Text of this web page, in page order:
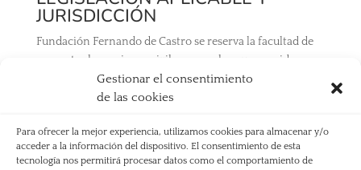
Gestionar el consentimiento
de las cookies
Para ofrecer la mejor experiencia, utilizamos cookies para almacenar y/o
acceder a la información del dispositivo. El consentimiento de esta
tecnología nos permitirá procesar datos como el comportamiento de
JURISDICCIÓN
Fundación Fernando de Castro se reserva la facultad de
presentar las acciones civiles o penales que considere
necesarias por la utilización indebida del Sitio Web y
Contenidos, o por el incumplimiento de las presentes
La relación entre el Usuario y Fundación Fernando de
Castro se regirá por la normativa vigente y de aplicación